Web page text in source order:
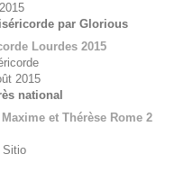
par Glorious
Lourdes 2015
2015
national
et Thérèse Rome 2
Sitio